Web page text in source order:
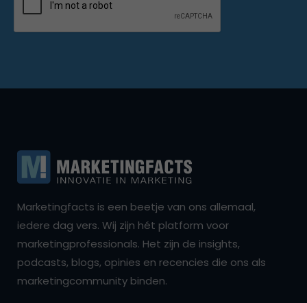
Marketingfacts is een beetje van ons allemaal,
iedere dag vers. Wij zijn hét platform voor
marketingprofessionals. Het zijn de insights,
podcasts, blogs, opinies en recencies die ons als
marketingcommunity binden.